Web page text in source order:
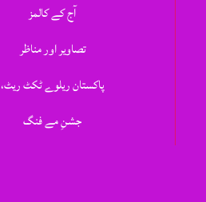
آج کے کالمز
تصاویر اور مناظر
پاکستان ریلوے ٹکٹ ریٹ،
جشنِ مے فنگ